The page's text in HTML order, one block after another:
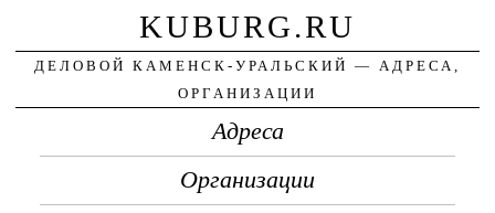
KUBURG.RU
ДЕЛОВОЙ КАМЕНСК-УРАЛЬСКИЙ — АДРЕСА,
ОРГАНИЗАЦИИ
Адреса
Организации